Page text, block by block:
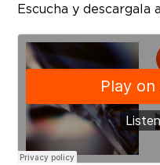
Escucha y descargala